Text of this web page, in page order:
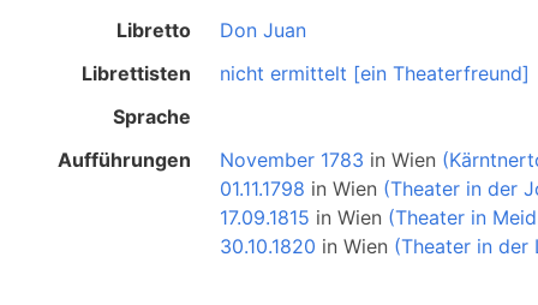
Libretto
Don Juan
Librettisten
nicht ermittelt [ein Theaterfreund]
Sprache
Aufführungen
November 1783 inWien
01.11.1798 inWien (Theater in der
17.09.1815 inWien (Theater in
30.10.1820 inWien (Theater in